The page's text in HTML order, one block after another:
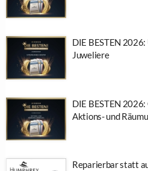
DIE BESTEN
Juweliere
DIE BESTEN
Aktions- und
Reparierbar statt